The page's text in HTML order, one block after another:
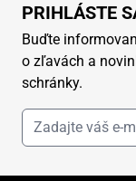
PRIHLÁSTE
Buďte
o zľavách a
schránky.